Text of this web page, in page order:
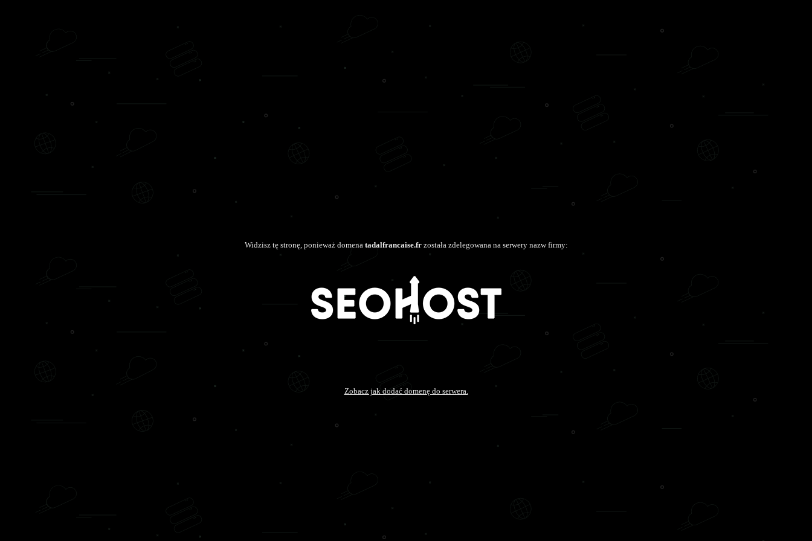
Widzisz tę stronę, ponieważ domena tadalfrancaise.frzostała zdelegowana na serwery nazw firmy:
Zobacz jak dodać domenę do serwera.